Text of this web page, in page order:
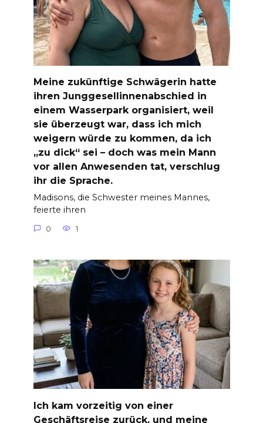
Meine zukünftige Schwägerin hatte
ihren Junggesellinnenabschied in
einem Wasserpark organisiert, weil
sie überzeugt war, dass ich mich
weigern würde zu kommen, da ich
„zu dick“ sei – doch was mein Mann
vor allen Anwesenden tat, verschlug
ihr die Sprache.
Madisons, die Schwester meines Mannes,
feierte ihren
0 1
Ich kam vorzeitig von einer
Geschäftsreise zurück, und meine